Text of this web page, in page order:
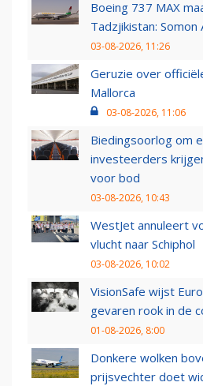
Boeing 737 MAX
Tadzjikistan:
03-08-2026, 11:26
Geruzie over
Mallorca
03-08-2026, 11:06
Biedingsoorlog om
investeerders
voor bod
03-08-2026, 10:43
WestJet annuleert
vlucht naar Schiphol
03-08-2026, 10:02
VisionSafe wijst
gevaren rook in de
01-08-2026, 8:00
Donkere wolken
prijsvechter doet